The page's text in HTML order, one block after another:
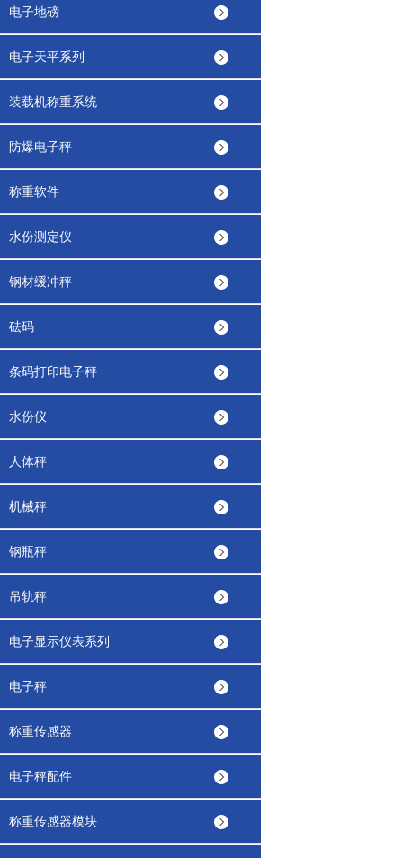
电子地磅
电子天平系列
装载机称重系统
防爆电子秤
称重软件
水份测定仪
钢材缓冲秤
砝码
条码打印电子秤
水份仪
人体秤
机械秤
钢瓶秤
吊轨秤
电子显示仪表系列
电子秤
称重传感器
电子秤配件
称重传感器模块